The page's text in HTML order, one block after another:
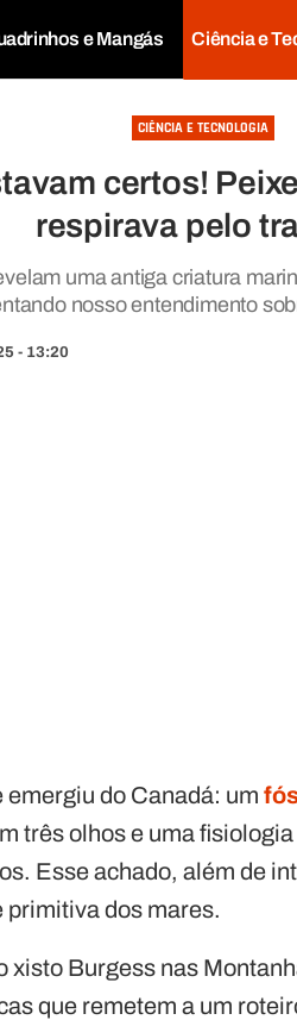
e Mangás Ciência e
CIÊNCIA E TECNOLOGIA
certos!
respirava pelo
uma antiga criatura
nosso entendimento
- 13:20
emergiu do Canadá: um
três olhos e uma
Esse achado, além de
dos mares.
xisto Burgess nas
que remetem a um